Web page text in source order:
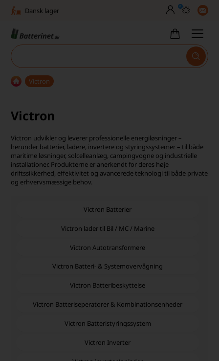
Dansk lager
Høj kundetilfredshed
Fri fragt over 499,-
30 dages returret
Tlf. er lukket uge 27-32
0
Victron
Victron
Victron udvikler og leverer professionelle energiløsninger –
herunder batterier, ladere, invertere og styringssystemer – til både
maritime løsninger, solcelleanlæg, campingvogne og industrielle
installationer. Produkterne er anerkendt for deres høje
driftssikkerhed, effektivitet og avancerede teknologi til både private
og erhvervsmæssige behov.
Victron Batterier
Victron lader til Bil / MC / Marine
Victron Autotransformere
Victron Batteri- & Systemovervågning
Victron Batteribeskyttelse
Victron Batteriseperatorer & Kombinationsenheder
Victron Batteristyringssystem
Victron Inverter